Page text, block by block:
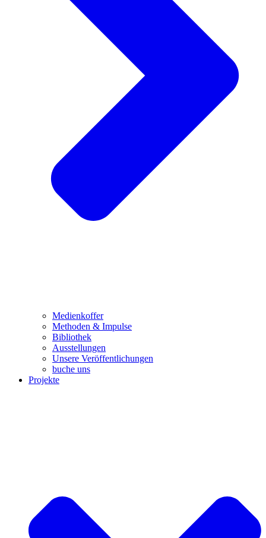
Medienkoffer
Methoden & Impulse
Bibliothek
Ausstellungen
Unsere Veröffentlichungen
buche uns
Projekte